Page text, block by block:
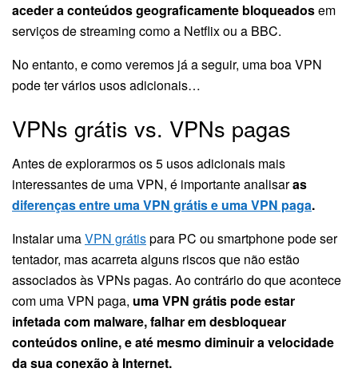
aceder a conteúdos geograficamente bloqueadosem
serviços de streaming como a Netflix ou a BBC.
No entanto, e como veremos já a seguir, uma boa VPN
pode ter vários usos adicionais…
VPNs grátis vs. VPNs pagas
Antes de explorarmos os 5 usos adicionais mais
interessantes de uma VPN, é importante analisaras
diferenças entre uma VPN grátis e uma VPN paga.
Instalar umaVPN grátispara PC ou smartphone pode ser
tentador, mas acarreta alguns riscos que não estão
associados às VPNs pagas. Ao contrário do que acontece
com uma VPN paga, uma VPN grátis pode estar
infetada com malware, falhar em desbloquear
conteúdos online, e até mesmo diminuir a velocidade
da sua conexão à Internet.